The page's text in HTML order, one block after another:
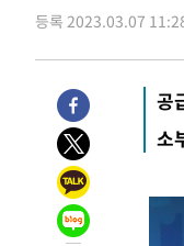
례 큰 폭발음
-12333초 전 >[속보]
-10484초 전 >[속보]
-8184초 전 >
[속보]
-32242초 전 >
[속보]
25.3%↑
-29402초 전 >
[속보]'
-29268초 전 >
-25868초 전 >
민주
-25118초 전 >
[속보
등록 2023.03.07
공
소